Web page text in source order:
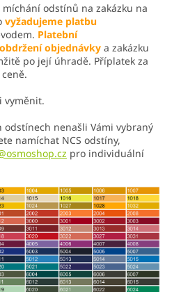
míchání odstínů na zakázku na
vyžadujeme platbu
Platební
objednávky a zakázku
po její úhradě. Příplatek za
vyměnit.
odstínech nenašli Vámi vybraný
namíchat NCS odstíny,
pro individuální